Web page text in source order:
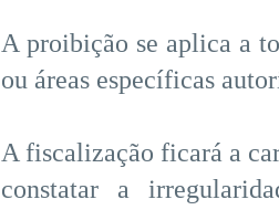
A proibição se aplica a
ou áreas específicas
A fiscalização ficará a
constatar a